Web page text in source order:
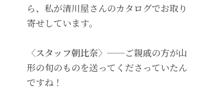
ら、私が清川屋さんのカタログでお取り
寄せしています。
〈スタッフ朝比奈〉──ご親戚の方が山
形の旬のものを送ってくださっていたん
ですね！